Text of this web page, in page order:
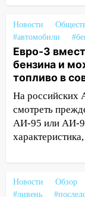
17:15 В
готов, ещё
17:00
урагана 8
16:38
области на
время»
Новости
#автомобили
Евро-3
бензина и
топливо в
На российских
смотреть
АИ-95 или АИ-
Новости Обзор
#ливень